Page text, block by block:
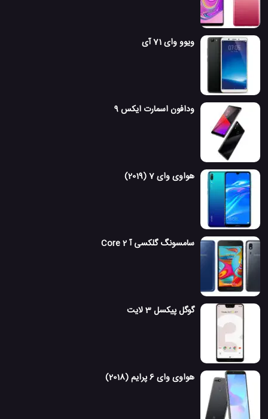
ویوو وای 71 آی
ودافون اسمارت ایکس 9
هواوی وای 7 (2019)
سامسونگ گلکسی آ 2 Core
گوگل پیکسل 3 لایت
هواوی وای 6 پرایم (2018)